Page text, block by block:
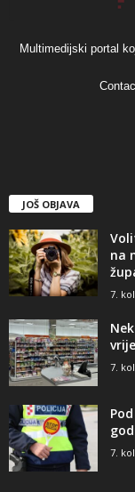
Multimedijski portal
JOŠ OBJAVA
na
7.
7.
7.